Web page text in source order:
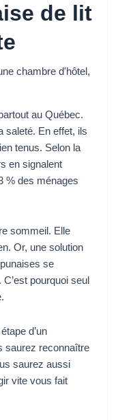
de lit
au Québec.
saleté. En effet, ils
tenus. Selon la
en signalent
% des ménages
sommeil. Elle
Or, une solution
se
pourquoi seul
d’un
saurez reconnaître
saurez aussi
vite vous fait